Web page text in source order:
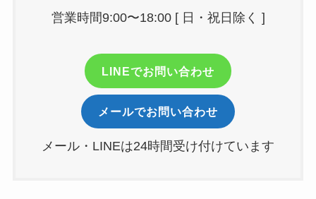
営業時間9:00〜18:00 [ 日・祝日除く ]
LINEでお問い合わせ
メールでお問い合わせ
メール・LINEは24時間受け付けています